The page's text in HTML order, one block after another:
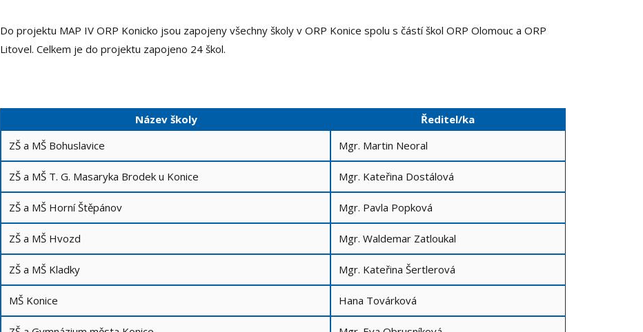
Do projektu MAP IV ORP Konicko jsou zapojeny všechny školy v ORP Konice spolu s částí škol ORP Olomouc a ORP
Litovel. Celkem je do projektu zapojeno 24 škol.
Název školy
Ředitel/ka
ZŠ a MŠ Bohuslavice
Mgr. Martin Neoral
ZŠ a MŠ T. G. Masaryka Brodek u Konice Mgr. Kateřina Dostálová
ZŠ a MŠ Horní Štěpánov Mgr. Pavla Popková
ZŠ a MŠ Hvozd Mgr. Waldemar Zatloukal
ZŠ a MŠ Kladky Mgr. Kateřina Šertlerová
MŠ Konice Hana Továrková